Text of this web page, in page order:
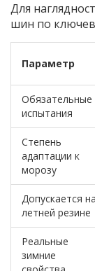
Для
шин по
Параметр
Обязательные
испытания
Степень
адаптации к
морозу
Допускается на
летней резине
Реальные
зимние